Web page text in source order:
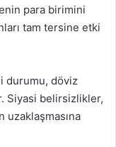
para birimini
tam tersine etki
durumu, döviz
Siyasi belirsizlikler,
uzaklaşmasına